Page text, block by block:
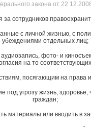
закона от
за сотрудников
с личной жизнью, с
убеждениями отдельных лиц;
фото- и
на то
посягающим на права
под угрозу жизнь, здоровье,
граждан;
материалы или вводить в